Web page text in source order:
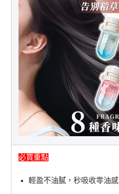
必買重點
輕盈不油膩，秒吸收零油感